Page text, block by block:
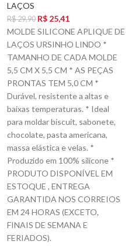
LAÇOS
R$29,90 R$ 25,41
MOLDE SILICONE APLIQUE DE
LAÇOS URSINHO LINDO *
TAMANHO DE CADA MOLDE
5,5 CM X 5,5 CM * AS PEÇAS
PRONTAS TEM 5,0 CM *
Durável, resistente a altas e
baixas temperaturas. * Ideal
para moldar biscuit, sabonete,
chocolate, pasta americana,
massa elástica e velas. *
Produzido em 100% silicone *
PRODUTO DISPONÍVEL EM
ESTOQUE , ENTREGA
GARANTIDA NOS CORREIOS
EM 24 HORAS (EXCETO,
FINAIS DE SEMANA E
FERIADOS).